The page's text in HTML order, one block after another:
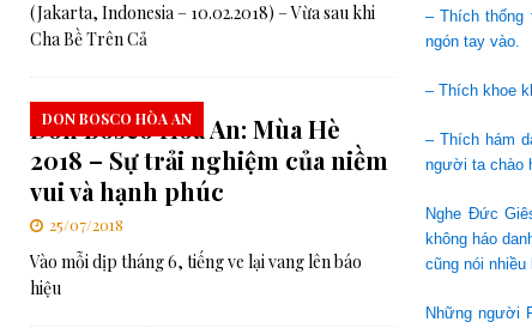
– Thích thống
ngón tay vào.
– Thích khoe
– Thích hám
người ta chào
Nghe Đức
không háo
cũng nói
Những người
(Jakarta, Indonesia – 10.02.2018) – Vừa sau khi
Cha Bề Trên Cả
Don Bosco Hòa An: Mùa Hè
2018 – Sự trải nghiệm của niềm
vui và hạnh phúc
DON BOSCO HÒA AN
25/07/2018
Vào mỗi dịp tháng 6, tiếng ve lại vang lên báo
hiệu